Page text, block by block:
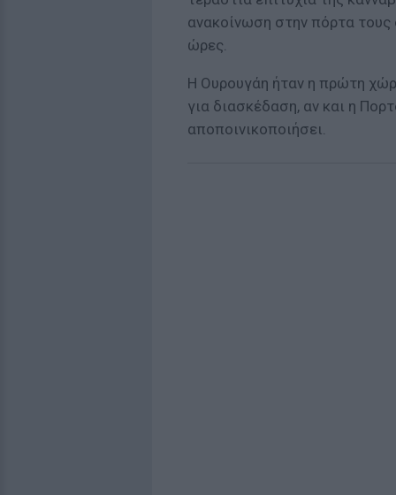
ανακοίνωση στην πόρτα τους
ώρες.
Η Ουρουγάη ήταν η πρώτη
για διασκέδαση, αν και η
αποποινικοποιήσει.